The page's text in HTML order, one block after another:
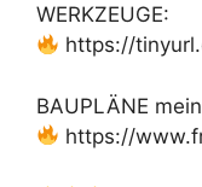
WERKZEUGE:
https://
BAUPLÄNE
https://